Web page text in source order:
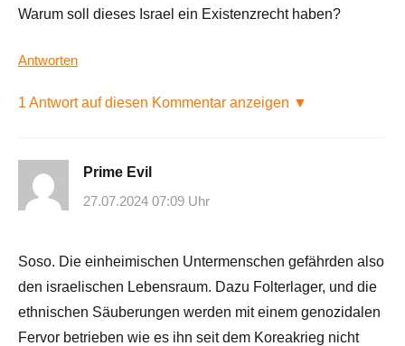
Warum soll dieses Israel ein Existenzrecht haben?
Antworten
1 Antwort auf diesen Kommentar anzeigen ▼
Prime Evil
27.07.2024 07:09 Uhr
Soso. Die einheimischen Untermenschen gefährden also
den israelischen Lebensraum. Dazu Folterlager, und die
ethnischen Säuberungen werden mit einem genozidalen
Fervor betrieben wie es ihn seit dem Koreakrieg nicht